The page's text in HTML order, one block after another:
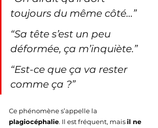
toujours du même côté…”
“Sa tête s’est un peu
déformée, ça m’inquiète.”
“Est-ce que ça va rester
comme ça ?”
Ce phénomène s’appelle la
plagiocéphalie. Il est fréquent, mais il ne